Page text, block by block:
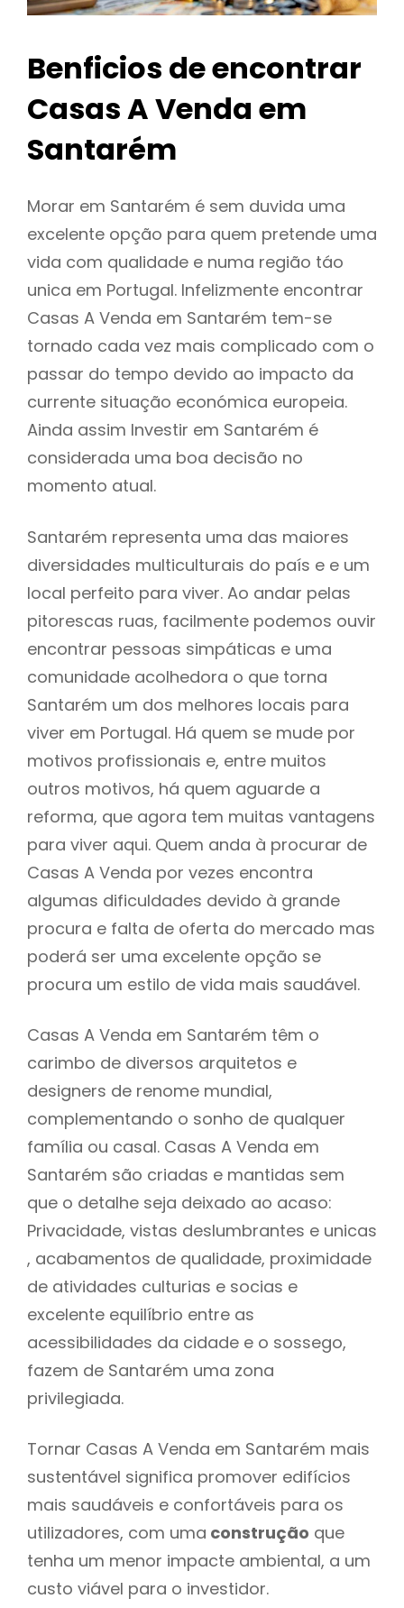
Benficios de encontrar
Casas A Venda em
Santarém
Morar em Santarém é sem duvida uma
excelente opção para quem pretende uma
vida com qualidade e numa região táo
unica em Portugal. Infelizmente encontrar
Casas A Venda em Santarém tem-se
tornado cada vez mais complicado com o
passar do tempo devido ao impacto da
currente situação económica europeia.
Ainda assim Investir em Santarém é
considerada uma boa decisão no
momento atual.
Santarém representa uma das maiores
diversidades multiculturais do país e e um
local perfeito para viver. Ao andar pelas
pitorescas ruas, facilmente podemos ouvir
encontrar pessoas simpáticas e uma
comunidade acolhedora o que torna
Santarém um dos melhores locais para
viver em Portugal. Há quem se mude por
motivos profissionais e, entre muitos
outros motivos, há quem aguarde a
reforma, que agora tem muitas vantagens
para viver aqui. Quem anda à procurar de
Casas A Venda por vezes encontra
algumas dificuldades devido à grande
procura e falta de oferta do mercado mas
poderá ser uma excelente opção se
procura um estilo de vida mais saudável.
Casas A Venda em Santarém têm o
carimbo de diversos arquitetos e
designers de renome mundial,
complementando o sonho de qualquer
família ou casal. Casas A Venda em
Santarém são criadas e mantidas sem
que o detalhe seja deixado ao acaso:
Privacidade, vistas deslumbrantes e unicas
, acabamentos de qualidade, proximidade
de atividades culturias e socias e
excelente equilíbrio entre as
acessibilidades da cidade e o sossego,
fazem de Santarém uma zona
privilegiada.
Tornar Casas A Venda em Santarém mais
sustentável significa promover edifícios
mais saudáveis e confortáveis para os
utilizadores, com uma construção que
tenha um menor impacte ambiental, a um
custo viável para o investidor.